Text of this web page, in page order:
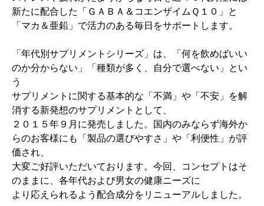
新たに配合した「ＧＡＢＡ＆コエンザイムＱ１０」と
「マカ＆亜鉛」で活力のある毎日をサポートします。
「年代別サプリメントシリーズ」は、「何を飲めばいい
のか分からない」「種類が多く、自分で選べない」とい
う
サプリメントに関する基本的な「不満」や「不安」を解
消する新発想のサプリメントとして、
２０１５年９月に発売しました。国内のみならず海外か
らのお客様にも「製品の選びやすさ」や「利便性」が評
価され、
大変ご好評いただいております。今回、コンセプトはそ
のままに、各年代および男女の健康ニーズに
より応えられるよう配合成分をリニューアルしました。